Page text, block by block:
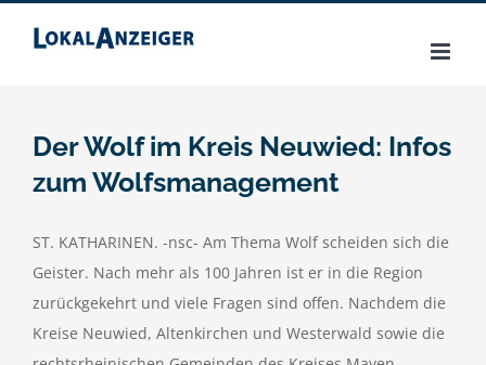
Inhalt
Der Wolf im Kreis Neuwied: Infos
zum Wolfsmanagement
ST. KATHARINEN. -nsc- Am Thema Wolf scheiden sich die
Geister. Nach mehr als 100 Jahren ist er in die Region
zurückgekehrt und viele Fragen sind offen. Nachdem die
Kreise Neuwied, Altenkirchen und Westerwald sowie die